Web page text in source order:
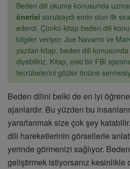
Beden dili okuma konusunda
önerisi sorulsaydı emin olun ilk
ederdi. Çünkü kitap beden dili
bilgiler veriyor. Joe Navarro ve
yazılan kitap, beden dili
diyebiliriz. Kitap, eski bir FBI
tecrübelerini gözler önüne
Beden dilini belki de en iyi
ajanlardır. Bu yüzden bu
yararlanmak size çok şey
dili hareketlerinin görsellerle
yerinde görmenizi sağlıyor.
geliştirmek istiyorsanız kesinlikle